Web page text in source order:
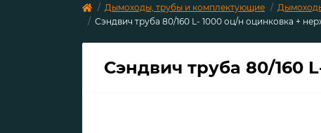
Дымоходы, трубы и комплектующие
Сэндвич труба 80/160 L- 1000 оц/н оцинковка +
Сэндвич труба 80/160